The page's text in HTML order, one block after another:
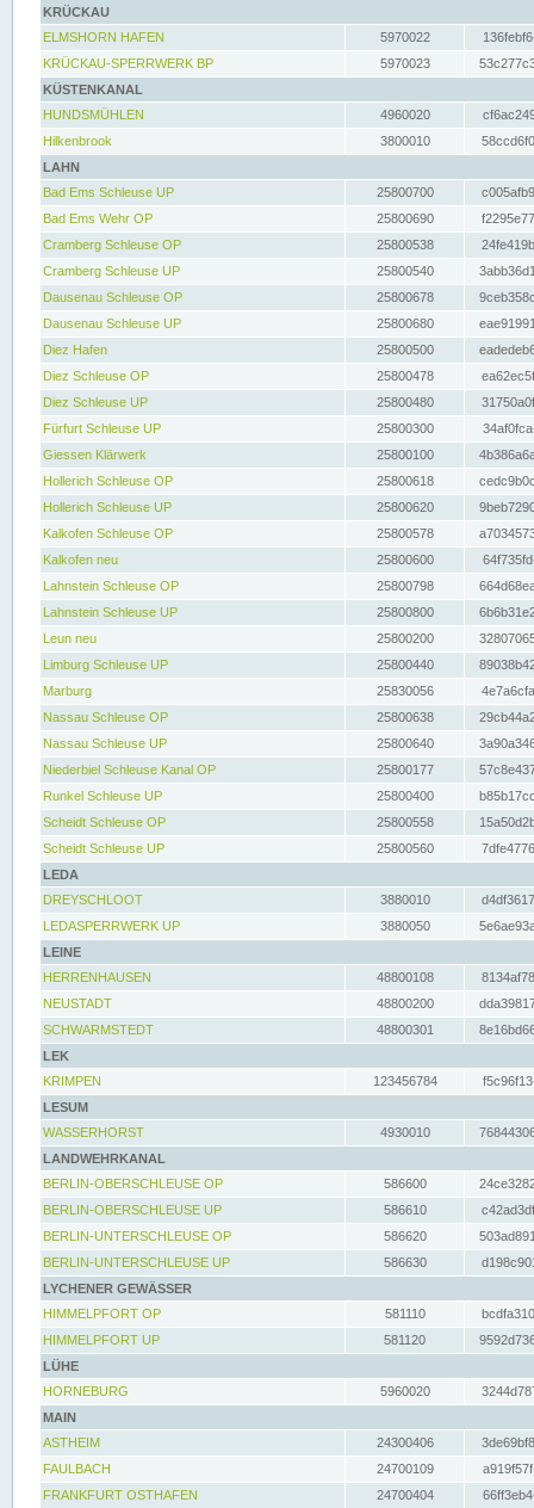
KRÜCKAU
ELMSHORN HAFEN
5970022
KRÜCKAU-SPERRWERK BP
5970023
KÜSTENKANAL
HUNDSMÜHLEN
4960020
Hilkenbrook
3800010
LAHN
Bad Ems Schleuse UP
25800700
Bad Ems Wehr OP
25800690
Cramberg Schleuse OP
25800538
Cramberg Schleuse UP
25800540
Dausenau Schleuse OP
25800678
Dausenau Schleuse UP
25800680
Diez Hafen
25800500
Diez Schleuse OP
25800478
Diez Schleuse UP
25800480
Fürfurt Schleuse UP
25800300
Giessen Klärwerk
25800100
Hollerich Schleuse OP
25800618
Hollerich Schleuse UP
25800620
Kalkofen Schleuse OP
25800578
Kalkofen neu
25800600
Lahnstein Schleuse OP
25800798
Lahnstein Schleuse UP
25800800
Leun neu
25800200
Limburg Schleuse UP
25800440
Marburg
25830056
Nassau Schleuse OP
25800638
Nassau Schleuse UP
25800640
Niederbiel Schleuse Kanal OP
25800177
Runkel Schleuse UP
25800400
Scheidt Schleuse OP
25800558
Scheidt Schleuse UP
25800560
LEDA
DREYSCHLOOT
3880010
LEDASPERRWERK UP
3880050
LEINE
HERRENHAUSEN
48800108
NEUSTADT
48800200
SCHWARMSTEDT
48800301
LEK
KRIMPEN
123456784
LESUM
WASSERHORST
4930010
LANDWEHRKANAL
BERLIN-OBERSCHLEUSE OP
586600
BERLIN-OBERSCHLEUSE UP
586610
BERLIN-UNTERSCHLEUSE OP
586620
BERLIN-UNTERSCHLEUSE UP
586630
LYCHENER GEWÄSSER
HIMMELPFORT OP
581110
HIMMELPFORT UP
581120
LÜHE
HORNEBURG
5960020
MAIN
ASTHEIM
24300406
FAULBACH
24700109
FRANKFURT OSTHAFEN
24700404